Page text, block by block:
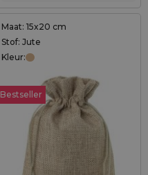
Maat: 15x20 cm
Stof: Jute
Kleur:
Bestseller